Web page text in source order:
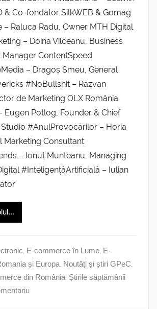
& Co-fondator SilkWEB & Gomag
Raluca Radu, Owner MTH Digital
– Doina Vîlceanu, Business
ContentSpeed
– Dragoș Smeu, General
#NoBullshit – Răzvan
de Marketing OLX România
Eugen Potlog, Founder & Chief
#AnulProvocărilor – Horia
Marketing Consultant
– Ionuț Munteanu, Managing
#InteligențăArtificială – Iulian
, E-commerce în Lume, E-
și Europa, Noutăți și știri GPeC,
din România, Știrile săptămânii